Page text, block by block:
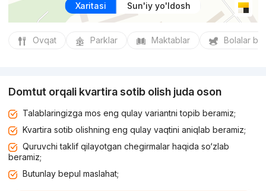
Xaritasi Sun'iy yo'ldosh
Ovqat Parklar Maktablar Bolalar
Domtut orqali kvartira sotib olish juda oson
Talablaringizga mos eng qulay variantni topib beramiz;
Kvartira sotib olishning eng qulay vaqtini aniqlab beramiz;
Quruvchi taklif qilayotgan chegirmalar haqida so‘zlab
beramiz;
Butunlay bepul maslahat;